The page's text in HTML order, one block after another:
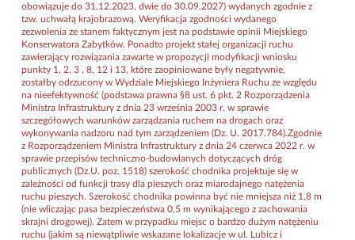
obowiązuje do 31.12.2023, dwie do 30.09.2027) wydanych zgodnie z
tzw. uchwałą krajobrazową. Weryfikacja zgodności wydanego
zezwolenia ze stanem faktycznym jest na podstawie opinii Miejskiego
Konserwatora Zabytków. Ponadto projekt stałej organizacji ruchu
zawierający rozwiązania zawarte w propozycji modyfikacji wniosku
punkty 1, 2, 3 , 8, 12 i 13, które zaopiniowane były negatywnie,
zostałby odrzucony w Wydziale Miejskiego Inżyniera Ruchu ze względu
na nieefektywność (podstawa prawna §8 ust. 6 pkt. 2 Rozporządzenia
Ministra Infrastruktury z dnia 23 września 2003 r. w sprawie
szczegółowych warunków zarządzania ruchem na drogach oraz
wykonywania nadzoru nad tym zarządzeniem (Dz. U. 2017.784).Zgodnie
z Rozporządzeniem Ministra Infrastruktury z dnia 24 czerwca 2022 r. w
sprawie przepisów techniczno-budowlanych dotyczących dróg
publicznych (Dz.U. poz. 1518) szerokość chodnika projektuje się w
zależności od funkcji trasy dla pieszych oraz miarodajnego natężenia
ruchu pieszych. Szerokość chodnika powinna być nie mniejsza niż 1,8 m
(nie wliczając pasa bezpieczeństwa 0,5 m wynikającego z zachowania
skrajni drogowej). Zatem w przypadku miejsc o bardzo dużym natężeniu
ruchu (jakim są niewątpliwie wskazane lokalizacje w ul. Lubicz i